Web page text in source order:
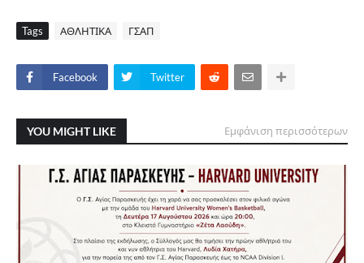
Tags ΑΘΛΗΤΙΚΑ ΓΣΑΠ
Facebook Twitter
YOU MIGHT LIKE Εμφάνιση περισσότερων